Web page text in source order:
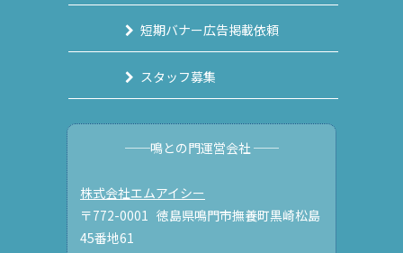
短期バナー広告掲載依頼
スタッフ募集
──鳴との門運営会社 ──
株式会社エムアイシー
〒772-0001 徳島県鳴門市撫養町黒崎松島
45番地61